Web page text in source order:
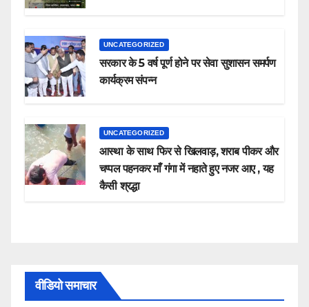
UNCATEGORIZED
सरकार के 5 वर्ष पूर्ण होने पर सेवा सुशासन समर्पण
कार्यक्रम संपन्न
UNCATEGORIZED
आस्था के साथ फिर से खिलवाड़, शराब पीकर और
चप्पल पहनकर माँ गंगा में नहाते हुए नजर आए , यह
कैसी श्रद्धा
वीडियो समाचार